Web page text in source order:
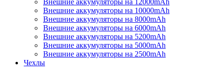
Внешние аккумуляторы на 12000mAh
Внешние аккумуляторы на 10000mAh
Внешние аккумуляторы на 8000mAh
Внешние аккумуляторы на 6000mAh
Внешние аккумуляторы на 5200mAh
Внешние аккумуляторы на 5000mAh
Внешние аккумуляторы на 2500mAh
Чехлы